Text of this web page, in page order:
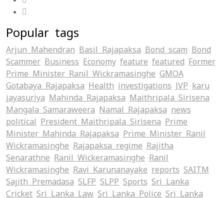
Popular tags
Arjun Mahendran Basil Rajapaksa Bond scam Bond
Scammer Business Economy feature featured Former
Prime Minister Ranil Wickramasinghe GMOA
Gotabaya Rajapaksa Health investigations JVP karu
jayasuriya Mahinda Rajapaksa Maithripala Sirisena
Mangala Samaraweera Namal Rajapaksa news
political President Maithripala Sirisena Prime
Minister Mahinda Rajapaksa Prime Minister Ranil
Wickramasinghe Rajapaksa regime Rajitha
Senarathne Ranil Wickeramasinghe Ranil
Wickramasinghe Ravi Karunanayake reports SAITM
Sajith Premadasa SLFP SLPP Sports Sri Lanka
Cricket Sri Lanka Law Sri Lanka Police Sri Lanka